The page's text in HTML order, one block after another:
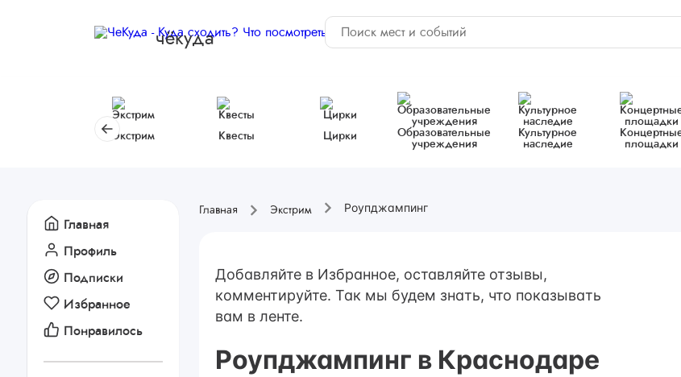
чёкуда
Экстрим Квесты Цирки
Образовательные
учреждения
Культурное
наследие
площадки
Главная
Профиль
Подписки
Избранное
Понравилось
Главная Экстрим Роупджампинг
Добавляйте в Избранное, оставляйте отзывы,
комментируйте. Так мы будем знать, что показывать
вам в ленте.
Роупджампинг в Краснодаре